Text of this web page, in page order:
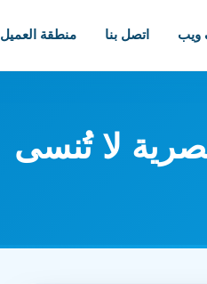
ويب اتصل بنا منطقة العميل
لا تُنسى